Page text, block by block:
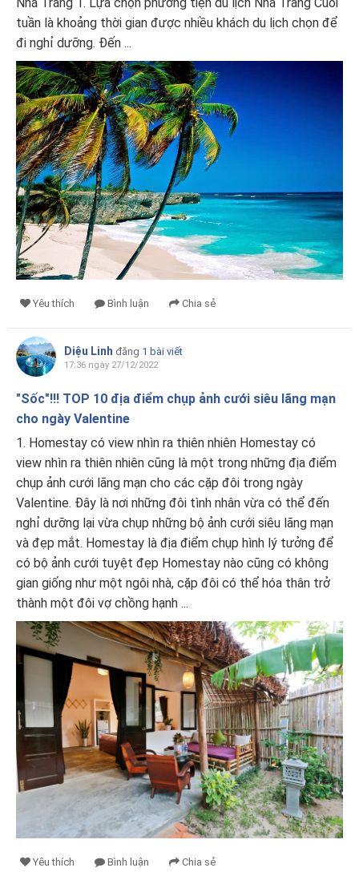
Nha Trang 1. Lựa chọn phương tiện du lịch Nha Trang Cuối
tuần là khoảng thời gian được nhiều khách du lịch chọn để
đi nghỉ dưỡng. Đến ...
Yêu thích Bình luận Chia sẻ
Diệu Linh đăng 1 bài viết
17:36 ngày 27/12/2022
"Sốc"!!! TOP 10 địa điểm chụp ảnh cưới siêu lãng mạn
cho ngày Valentine
1. Homestay có view nhìn ra thiên nhiên Homestay có
view nhìn ra thiên nhiên cũng là một trong những địa điểm
chụp ảnh cưới lãng mạn cho các cặp đôi trong ngày
Valentine. Đây là nơi những đôi tình nhân vừa có thể đến
nghỉ dưỡng lại vừa chụp những bộ ảnh cưới siêu lãng mạn
và đẹp mắt. Homestay là địa điểm chụp hình lý tưởng để
có bộ ảnh cưới tuyệt đẹp Homestay nào cũng có không
gian giống như một ngôi nhà, cặp đôi có thể hóa thân trở
thành một đôi vợ chồng hạnh ...
Yêu thích Bình luận Chia sẻ